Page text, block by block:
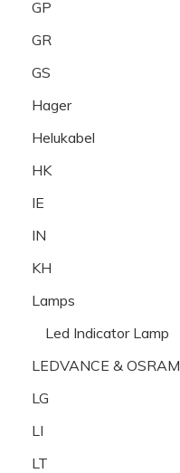
GP
GR
GS
Hager
Helukabel
HK
IE
IN
KH
Lamps
Led Indicator Lamp
LEDVANCE & OSRAM
LG
LI
LT